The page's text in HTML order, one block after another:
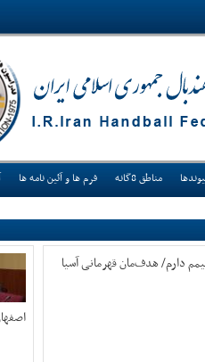
مناطق 8گانه فرم ها و آئین نامه ها
دارم/ هدف‌مان قهرمانی آسیا